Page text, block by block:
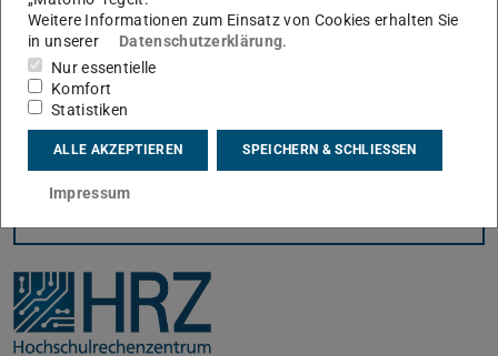
Keine parallele Nutzung eines VPNs
Datenaustausch per Netzlaufwerk
Weitere Informationen zum Einsatz von Cookies erhalten Sie
in unserer
Datenschutzerklärung.
Nur essentielle
Komfort
Statistiken
ALLE AKZEPTIEREN SPEICHERN & SCHLIESSEN
Impressum